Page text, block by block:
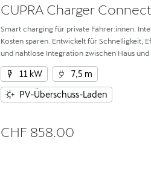
CUPRA Charger
Smart charging für private Fahrer:innen.
Kosten sparen. Entwickelt für Schnelligkeit,
und nahtlose Integration zwischen Haus und
11 kW
7,5 m
PV-Überschuss-Laden
CHF 858.00